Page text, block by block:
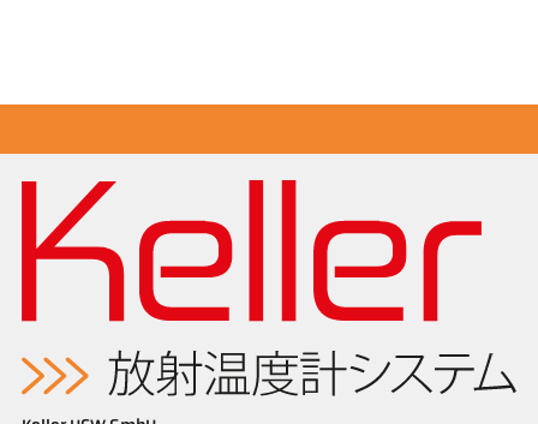
図面 PA 40-K038